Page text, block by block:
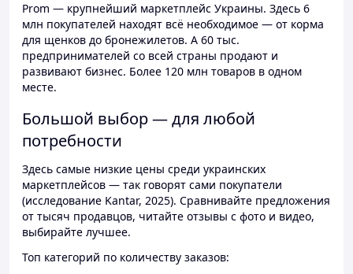
Prom — крупнейший маркетплейс Украины. Здесь 6
млн покупателей находят всё необходимое — от корма
для щенков до бронежилетов. А 60 тыс.
предпринимателей со всей страны продают и
развивают бизнес. Более 120 млн товаров в одном
месте.
Большой выбор — для любой
потребности
Здесь самые низкие цены среди украинских
маркетплейсов — так говорят сами покупатели
(исследование Kantar, 2025). Сравнивайте предложения
от тысяч продавцов, читайте отзывы с фото и видео,
выбирайте лучшее.
Топ категорий по количеству заказов: